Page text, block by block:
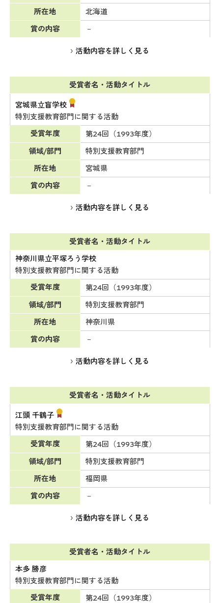
所在地
北海道
賞の内容
－
活動内容を詳しく見る
受賞者名・活動タイトル
宮城県立盲学校
特別支援教育部門に関する活動
受賞年度
第24回（1993年度）
領域/部門
特別支援教育部門
所在地
宮城県
賞の内容
－
活動内容を詳しく見る
受賞者名・活動タイトル
神奈川県立平塚ろう学校
特別支援教育部門に関する活動
受賞年度
第24回（1993年度）
領域/部門
特別支援教育部門
所在地
神奈川県
賞の内容
－
活動内容を詳しく見る
受賞者名・活動タイトル
江頭 千鶴子
特別支援教育部門に関する活動
受賞年度
第24回（1993年度）
領域/部門
特別支援教育部門
所在地
福岡県
賞の内容
－
活動内容を詳しく見る
受賞者名・活動タイトル
本多 勝彦
特別支援教育部門に関する活動
受賞年度
第24回（1993年度）